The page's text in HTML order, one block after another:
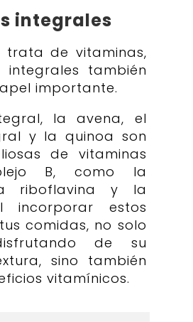
integrales
trata de vitaminas,
integrales también
importante.
la avena, el
y la quinoa son
de vitaminas
B, como la
riboflavina y la
incorporar estos
comidas, no solo
de su
sino también
vitamínicos.